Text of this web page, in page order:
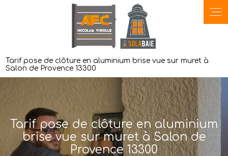
Tarif pose de clôture en aluminium brise vue sur muret à
Salon de Provence 13300
Tarif pose de clôture en aluminium
brise vue sur muret à Salon de
Provence 13300
Panneau de gestion des cookies